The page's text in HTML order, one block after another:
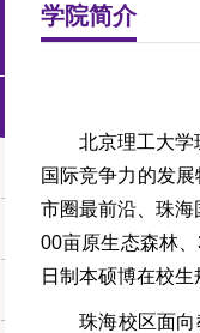
学院简介
北京理工大学
国际竞争力的发
市圈最前沿、珠
00亩原生态森林
日制本硕博在校
珠海校区面